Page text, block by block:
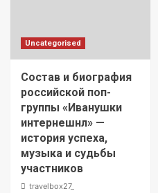
Uncategorised
Состав и биография
российской поп-
группы «Иванушки
интернешнл» —
история успеха,
музыка и судьбы
участников
travelbox27_